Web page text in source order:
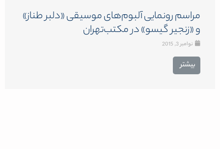
مراسم رونمایی آلبوم‌های موسیقی «دلبر طناز»
و «زنجیر گیسو» در مکتب‌تهران
نوامبر 3, 2015
بیشتر